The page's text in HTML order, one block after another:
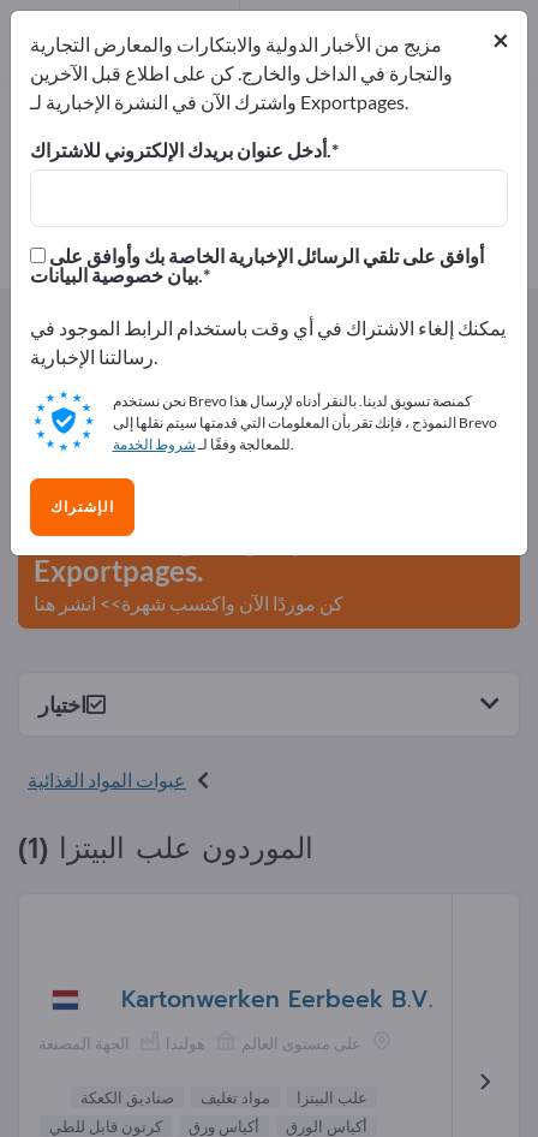
علب البيتزا – اعثر على الشركات
المصنعة والموردين
1
1
Exportpages
المأكولات و المشروبات
عبوات المواد الغذائية
علب البيتزا
أعلن مجانًا على Exportpages!
الاحتياجات – العروض – السلع المستعملة – جهات الاتصال
التجارية >> ابدأ من هنا
انشر شركتك ومنتجاتك على
Exportpages.
كن موردًا الآن واكتسب شهرة>> انشر هنا
اختيار
عبوات المواد الغذائية
الموردون علب البيتزا (1)
Kartonwerken Eerbeek B.V.
الجهة المصنعة هولندا على مستوى العالم
علب البيتزا مواد تغليف
صناديق الكعكة
أكياس الورق
أكياس ورق
كرتون قابل للطي
×
مزيج من الأخبار الدولية والابتكارات والمعارض التجارية
والتجارة في الداخل والخارج. كن على اطلاع قبل الآخرين
واشترك الآن في النشرة الإخبارية لـ Exportpages.
أدخل عنوان بريدك الإلكتروني للاشتراك.
بيان خصوصية البيانات.
يمكنك إلغاء الاشتراك في أي وقت باستخدام الرابط الموجود في
رسالتنا الإخبارية.
نحن نستخدم Brevo كمنصة تسويق لدينا. بالنقر أدناه لإرسال هذا
النموذج ، فإنك تقر بأن المعلومات التي قدمتها سيتم نقلها إلى Brevo
للمعالجة وفقًا لـشروط الخدمة .
الإشتراك